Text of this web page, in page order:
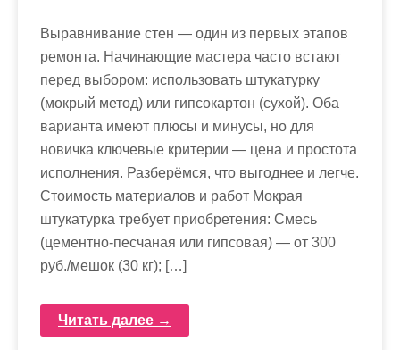
Выравнивание стен — один из первых этапов
ремонта. Начинающие мастера часто встают
перед выбором: использовать штукатурку
(мокрый метод) или гипсокартон (сухой). Оба
варианта имеют плюсы и минусы, но для
новичка ключевые критерии — цена и простота
исполнения. Разберёмся, что выгоднее и легче.
Стоимость материалов и работ Мокрая
штукатурка требует приобретения: Смесь
(цементно-песчаная или гипсовая) — от 300
руб./мешок (30 кг); […]
Читать далее →